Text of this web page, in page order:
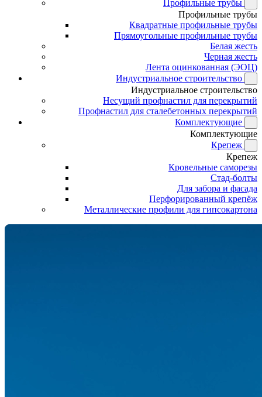
Профильные трубы
Профильные трубы
Квадратные профильные трубы
Прямоугольные профильные трубы
Белая жесть
Черная жесть
Лента оцинкованная (ЭОЦ)
Индустриальное строительство
Индустриальное строительство
Несущий профнастил для перекрытий
Профнастил для сталебетонных перекрытий
Комплектующие
Комплектующие
Крепеж
Крепеж
Кровельные саморезы
Стад-болты
Для забора и фасада
Перфорированный крепёж
Металлические профили для гипсокартона